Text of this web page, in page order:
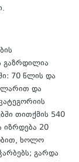
გაზრდილია
70 წლის და
ლარით და
თითქმის 540
20
ხოლო
გარდა